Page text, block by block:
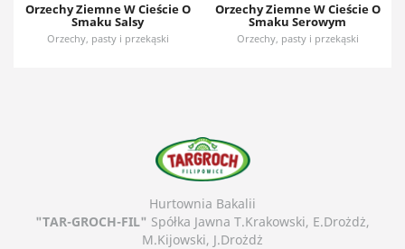
Orzechy Ziemne W Cieście O
Smaku Salsy
Orzechy, pasty i przekąski
Orzechy Ziemne W Cieście O
Smaku Serowym
Orzechy, pasty i przekąski
Hurtownia Bakalii
"TAR-GROCH-FIL" Spółka Jawna T.Krakowski, E.Drożdż,
M.Kijowski, J.Drożdż